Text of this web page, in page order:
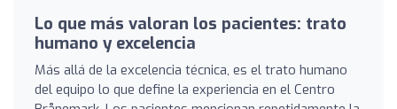
Lo que más valoran los pacientes: trato
humano y excelencia
Más allá de la excelencia técnica, es el trato humano
del equipo lo que define la experiencia en el Centro